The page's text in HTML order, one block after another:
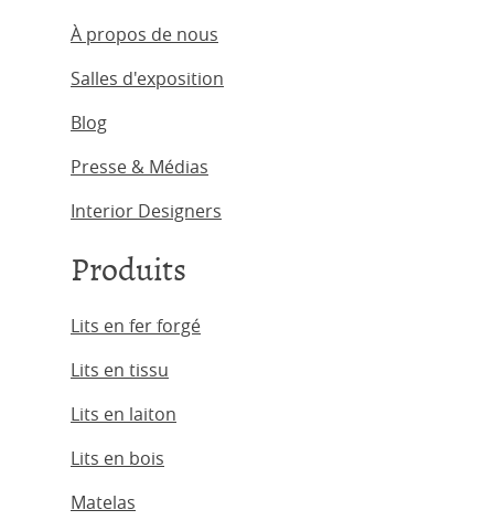
À propos de nous
Salles d'exposition
Blog
Presse & Médias
Interior Designers
Produits
Lits en fer forgé
Lits en tissu
Lits en laiton
Lits en bois
Matelas